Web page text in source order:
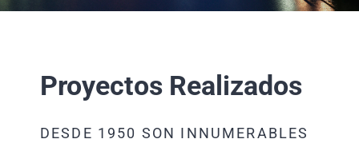
CONTACTAR
Proyectos Realizados
DESDE 1950 SON INNUMERABLES